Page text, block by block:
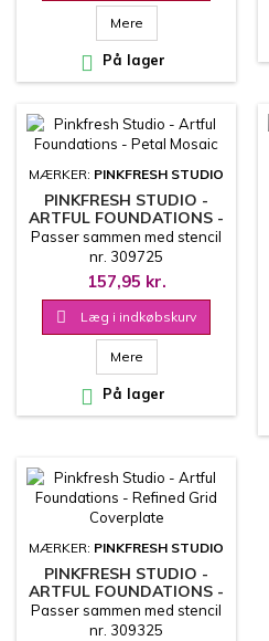
Mere
 På lager
MÆRKER: PINKFRESH STUDIO
PINKFRESH STUDIO -
ARTFUL FOUNDATIONS -
PETAL MOSAIC
Passer sammen med stencil
nr. 309725
157,95 kr.
 Læg i indkøbskurv
Mere
 På lager
MÆRKER: PINKFRESH STUDIO
PINKFRESH STUDIO -
ARTFUL FOUNDATIONS -
REFINED GRID
COVERPLATE
Passer sammen med stencil
nr. 309325